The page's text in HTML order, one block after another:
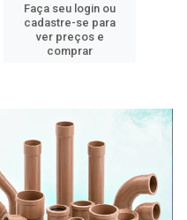
Faça seu login ou
cadastre-se para
ver preços e
comprar